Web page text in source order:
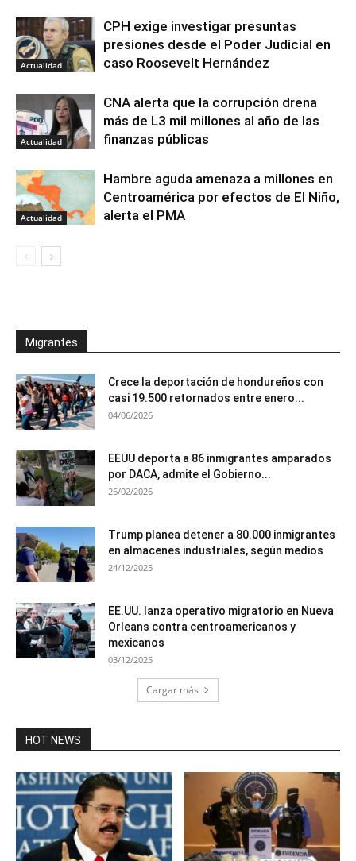
Actualidad
CPH exige investigar presuntas
presiones desde el Poder Judicial en
caso Roosevelt Hernández
Actualidad
CNA alerta que la corrupción drena
más de L3 mil millones al año de las
finanzas públicas
Actualidad
Hambre aguda amenaza a millones en
Centroamérica por efectos de El Niño,
alerta el PMA
Migrantes
Crece la deportación de hondureños con
casi 19.500 retornados entre enero...
04/06/2026
EEUU deporta a 86 inmigrantes amparados
por DACA, admite el Gobierno...
26/02/2026
Trump planea detener a 80.000 inmigrantes
en almacenes industriales, según medios
24/12/2025
EE.UU. lanza operativo migratorio en Nueva
Orleans contra centroamericanos y
mexicanos
03/12/2025
Cargar más
HOT NEWS